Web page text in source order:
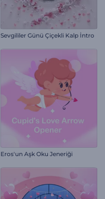
Sevgililer Günü Çiçekli Kalp İntro
Eros'un Aşk Oku Jeneriği